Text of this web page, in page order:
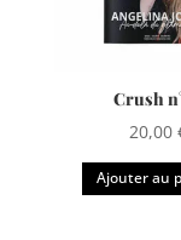
Crush
20,00
Ajouter au